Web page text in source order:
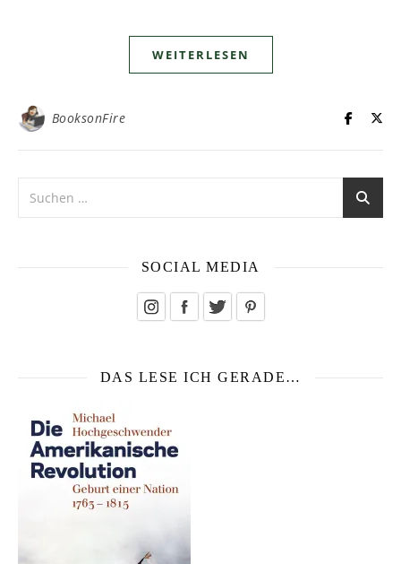
WEITERLESEN
BooksonFire
SOCIAL MEDIA
DAS LESE ICH GERADE…